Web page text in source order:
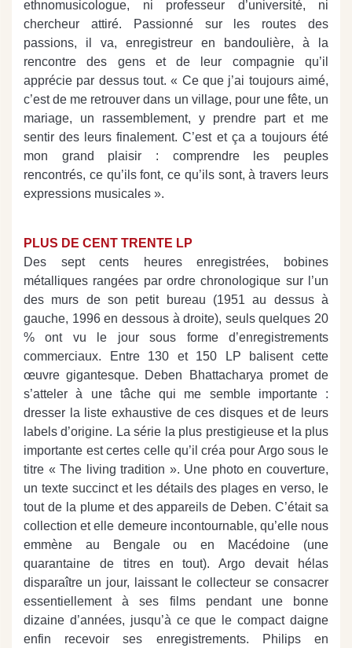
ethnomusicologue, ni professeur d’université, ni
chercheur attiré. Passionné sur les routes des
passions, il va, enregistreur en bandoulière, à la
rencontre des gens et de leur compagnie qu’il
apprécie par dessus tout. « Ce que j’ai toujours aimé,
c’est de me retrouver dans un village, pour une fête, un
mariage, un rassemblement, y prendre part et me
sentir des leurs finalement. C’est et ça a toujours été
mon grand plaisir : comprendre les peuples
rencontrés, ce qu’ils font, ce qu’ils sont, à travers leurs
expressions musicales ».
PLUS DE CENT TRENTE LP
Des sept cents heures enregistrées, bobines
métalliques rangées par ordre chronologique sur l’un
des murs de son petit bureau (1951 au dessus à
gauche, 1996 en dessous à droite), seuls quelques 20
% ont vu le jour sous forme d’enregistrements
commerciaux. Entre 130 et 150 LP balisent cette
œuvre gigantesque. Deben Bhattacharya promet de
s’atteler à une tâche qui me semble importante :
dresser la liste exhaustive de ces disques et de leurs
labels d’origine. La série la plus prestigieuse et la plus
importante est certes celle qu’il créa pour Argo sous le
titre « The living tradition ». Une photo en couverture,
un texte succinct et les détails des plages en verso, le
tout de la plume et des appareils de Deben. C’était sa
collection et elle demeure incontournable, qu’elle nous
emmène au Bengale ou en Macédoine (une
quarantaine de titres en tout). Argo devait hélas
disparaître un jour, laissant le collecteur se consacrer
essentiellement à ses films pendant une bonne
dizaine d’années, jusqu’à ce que le compact daigne
enfin recevoir ses enregistrements. Philips en